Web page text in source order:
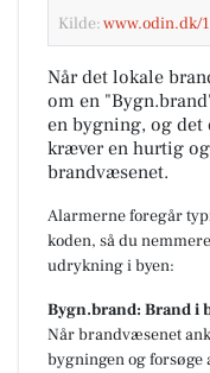
Kilde:www.odin.dk/
Når det lokale
om en
en bygning, og
kræver en hurtig
brandvæsenet.
Alarmerne foregår
koden, så du
udrykning i byen:
Bygn.brand: Brand i
Når brandvæsenet
bygningen og forsøge